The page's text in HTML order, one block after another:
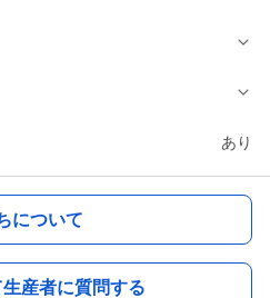
あり
について
産者に質問する